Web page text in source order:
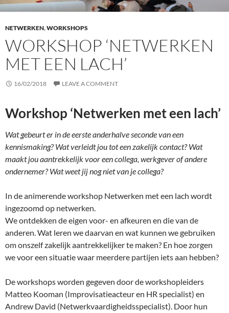
NETWERKEN,WORKSHOPS
WORKSHOP ‘NETWERKEN
MET EEN LACH’
16/02/2018 LEAVE A COMMENT
Workshop ‘Netwerken met een lach’
Wat gebeurt er in de eerste anderhalve seconde van een
kennismaking? Wat verleidt jou tot een zakelijk contact? Wat
maakt jou aantrekkelijk voor een collega, werkgever of andere
ondernemer? Wat weet jij nog niet van je collega?
In de animerende workshop Netwerken met een lach wordt
ingezoomd op netwerken.
We ontdekken de eigen voor- en afkeuren en die van de
anderen. Wat leren we daarvan en wat kunnen we gebruiken
om onszelf zakelijk aantrekkelijker te maken? En hoe zorgen
we voor een situatie waar meerdere partijen iets aan hebben?
De workshops worden gegeven door de workshopleiders
Matteo Kooman (Improvisatieacteur en HR specialist) en
Andrew David (Netwerkvaardigheidsspecialist). Door hun